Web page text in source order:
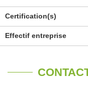
Certification(s)
Effectif entreprise